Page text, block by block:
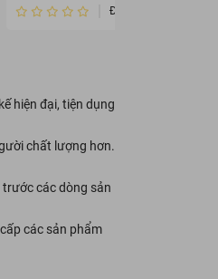
Đã bán 2345675
hiện đại, tiện dụng
chất lượng hơn.
các dòng sản
các sản phẩm